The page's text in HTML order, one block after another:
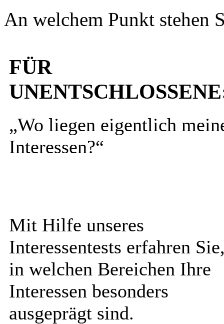
An welchem Punkt stehen
FÜR
„Wo liegen eigentlich
Interessen?“
Mit Hilfe unseres
Interessentests erfahren
in welchen Bereichen Ihre
Interessen besonders
ausgeprägt sind.